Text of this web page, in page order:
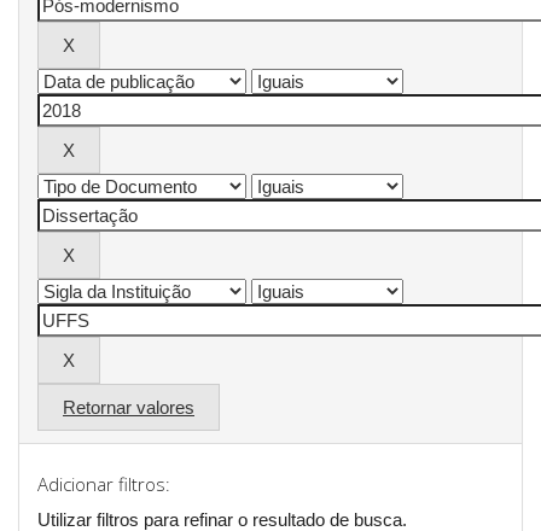
Retornar valores
Adicionar filtros:
Utilizar filtros para refinar o resultado de busca.